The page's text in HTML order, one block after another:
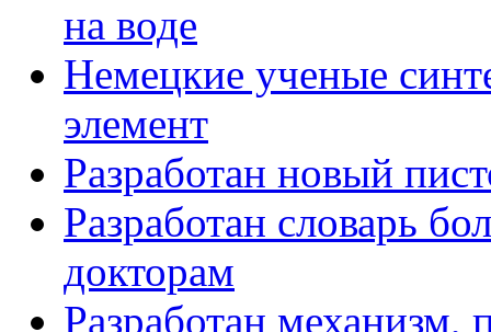
на воде
Немецкие ученые
элемент
Разработан новый
Разработан словарь
докторам
Разработан механизм,